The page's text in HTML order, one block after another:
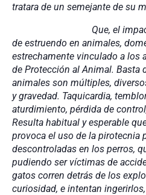
tratara de un semejante de su
Que, el impacto del
de estruendo en animales,
estrechamente vinculado a los
de Protección al Animal. Basta
animales son múltiples,
y gravedad. Taquicardia,
aturdimiento, pérdida de
Resulta habitual y esperable
provoca el uso de la pirotecnia
descontroladas en los perros,
pudiendo ser víctimas de
gatos corren detrás de los
curiosidad, e intentan